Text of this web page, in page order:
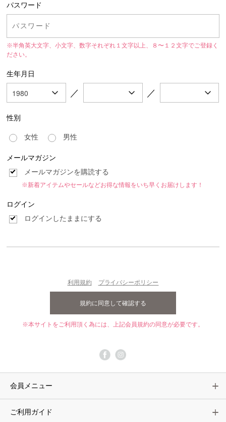
パスワード
※半角英大文字、小文字、数字それぞれ１文字以上、８〜１２文字でご登録く
ださい。
生年月日
／ ／
性別
女性
男性
メールマガジン
メールマガジンを購読する
※新着アイテムやセールなどお得な情報をいち早くお届けします！
ログイン
ログインしたままにする
利用規約 プライバシーポリシー
※本サイトをご利用頂く為には、上記会員規約の同意が必要です。
会員メニュー
ご利用ガイド